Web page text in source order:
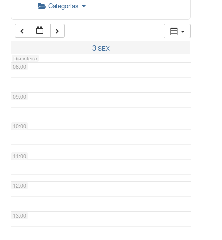
Categorias
3SEX
Dia inteiro
07:00
08:00
09:00
10:00
11:00
12:00
13:00